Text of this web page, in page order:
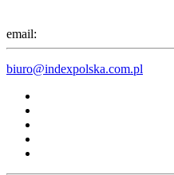
email:
biuro@indexpolska.com.pl